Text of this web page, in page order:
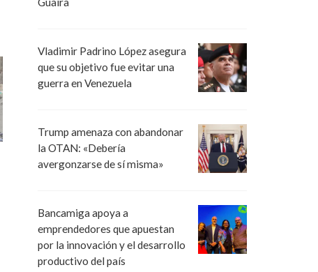
Vladimir Padrino López asegura
que su objetivo fue evitar una
guerra en Venezuela
Trump amenaza con abandonar
la OTAN: «Debería
avergonzarse de sí misma»
Bancamiga apoya a
emprendedores que apuestan
por la innovación y el desarrollo
productivo del país